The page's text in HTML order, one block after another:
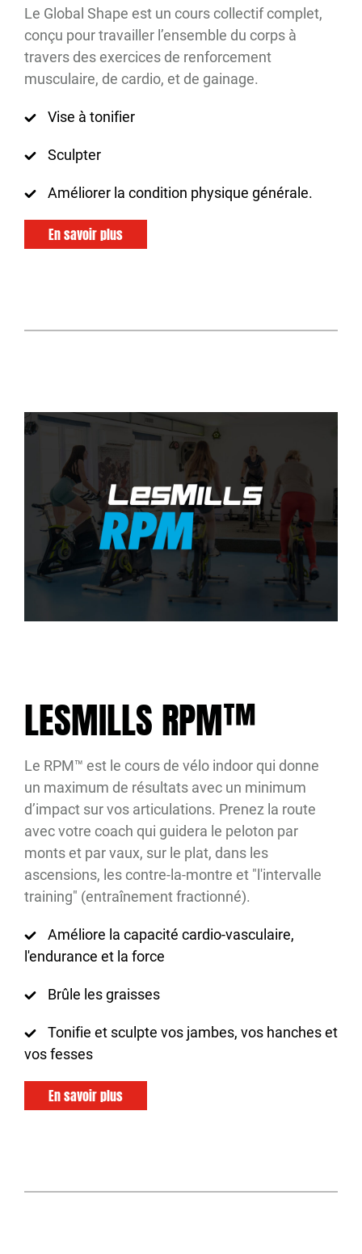
Le Global Shape est un cours collectif complet,
conçu pour travailler l’ensemble du corps à
travers des exercices de renforcement
musculaire, de cardio, et de gainage.
Vise à tonifier
Sculpter
Améliorer la condition physique générale.
En savoir plus
LESMILLS RPM™
Le RPM™ est le cours de vélo indoor qui donne
un maximum de résultats avec un minimum
d’impact sur vos articulations. Prenez la route
avec votre coach qui guidera le peloton par
monts et par vaux, sur le plat, dans les
ascensions, les contre-la-montre et "l'intervalle
training" (entraînement fractionné).
Améliore la capacité cardio-vasculaire,
l'endurance et la force
Brûle les graisses
Tonifie et sculpte vos jambes, vos hanches et
vos fesses
En savoir plus